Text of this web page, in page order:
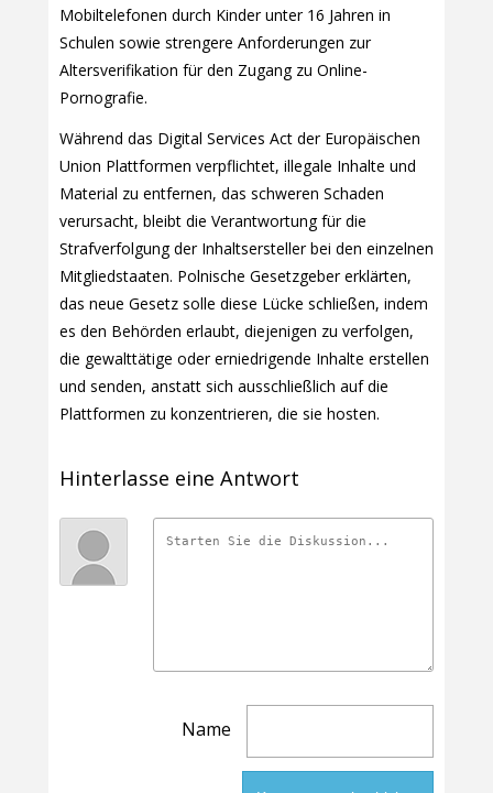
Mobiltelefonen durch Kinder unter 16 Jahren in
Schulen sowie strengere Anforderungen zur
Altersverifikation für den Zugang zu Online-
Pornografie.
Während das Digital Services Act der Europäischen
Union Plattformen verpflichtet, illegale Inhalte und
Material zu entfernen, das schweren Schaden
verursacht, bleibt die Verantwortung für die
Strafverfolgung der Inhaltsersteller bei den einzelnen
Mitgliedstaaten. Polnische Gesetzgeber erklärten,
das neue Gesetz solle diese Lücke schließen, indem
es den Behörden erlaubt, diejenigen zu verfolgen,
die gewalttätige oder erniedrigende Inhalte erstellen
und senden, anstatt sich ausschließlich auf die
Plattformen zu konzentrieren, die sie hosten.
Hinterlasse eine Antwort
Name